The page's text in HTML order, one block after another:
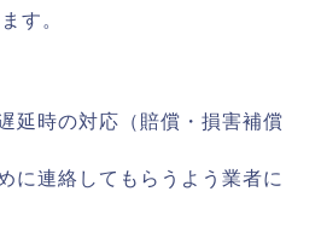
す。
延時の対応（賠償・損害補償
に連絡してもらうよう業者に